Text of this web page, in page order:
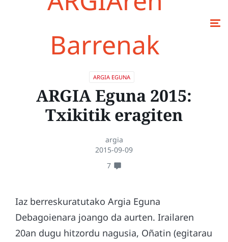
Barrenak
ARGIA EGUNA
ARGIA Eguna 2015:
Txikitik eragiten
argia
2015-09-09
7
Iaz berreskuratutako Argia Eguna
Debagoienara joango da aurten. Irailaren
20an dugu hitzordu nagusia, Oñatin (egitarau